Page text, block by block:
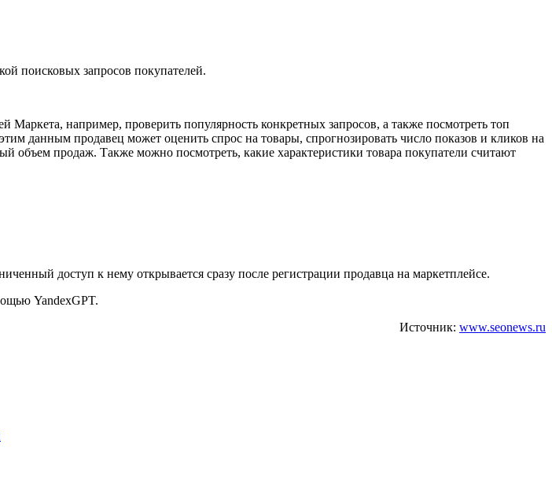
поисковых запросов покупателей.
например, проверить популярность конкретных запросов, а также посмотреть топ
данным продавец может оценить спрос на товары, спрогнозировать число показов и кликов на
объем продаж. Также можно посмотреть, какие характеристики товара покупатели считают
доступ к нему открывается сразу после регистрации продавца на маркетплейсе.
YandexGPT.
Источник: www.seonews.ru